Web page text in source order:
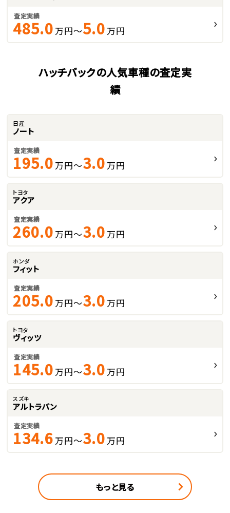
査定実績
485.0 万円～5.0 万円
ハッチバックの人気車種の査定実
績
日産
ノート
査定実績
195.0 万円～3.0 万円
トヨタ
アクア
査定実績
260.0 万円～3.0 万円
ホンダ
フィット
査定実績
205.0 万円～3.0 万円
トヨタ
ヴィッツ
査定実績
145.0 万円～3.0 万円
スズキ
アルトラパン
査定実績
134.6 万円～3.0 万円
もっと見る